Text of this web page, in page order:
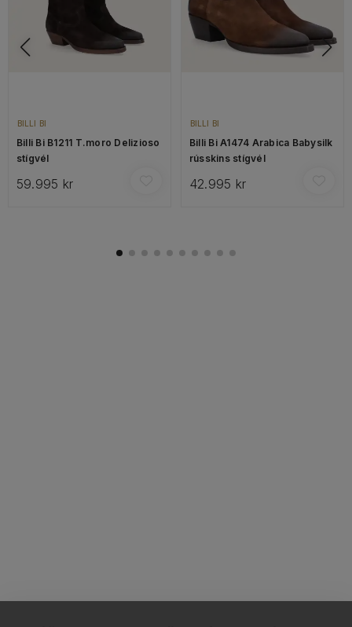
BILLI BI
Billi Bi B1211 T.moro Delizioso
stígvél
59.995 kr
BILLI BI
Billi Bi A1474 Arabica Babysilk
rússkins stígvél
42.995 kr